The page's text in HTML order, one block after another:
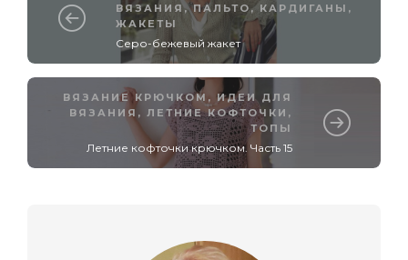
ВЯЗАНИЯ,ПАЛЬТО, КАРДИГАНЫ,
ЖАКЕТЫ
Cеро-бежевый жакет
ВЯЗАНИЕ КРЮЧКОМ , ИДЕИ ДЛЯ
ВЯЗАНИЯ , ЛЕТНИЕ КОФТОЧКИ,
ТОПЫ
Летние кофточки крючком. Часть 15